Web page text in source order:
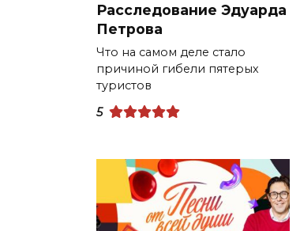
Расследование Эдуарда
Петрова
Что на самом деле стало
причиной гибели пятерых
туристов
5